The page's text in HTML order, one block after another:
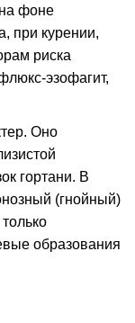
фоне
при курении,
риска
эзофагит,
Оно
гортани. В
(гнойный)
образования